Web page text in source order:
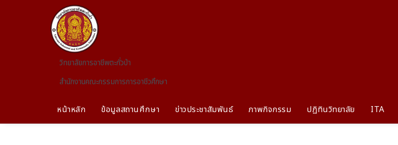
Skip to main content
วิทยาลัยการอาชีพตะกั่วป่า
สำนักงานคณะกรรมการการอาชีวศึกษา
หน้าหลัก ข้อมูลสถานศึกษา ข่าวประชาสัมพันธ์ ภาพกิจกรรม ปฏิทินวิทยาลัย ITA